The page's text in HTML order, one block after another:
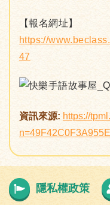
【報名網址】
https://
47
資訊來源: https://
隱私權政策